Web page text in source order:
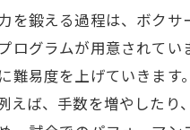
を鍛える過程は、ボク
ログラムが用意されて
難易度を上げていきま
えば、手数を増やした